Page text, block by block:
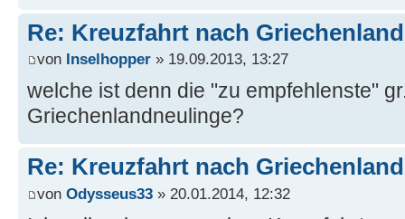
Re: Kreuzfahrt nach Griechenland
von Inselhopper » 19.09.2013, 13:27
welche ist denn die "zu empfehlenste"
Griechenlandneulinge?
Re: Kreuzfahrt nach Griechenland
von Odysseus33 » 20.01.2014, 12:32